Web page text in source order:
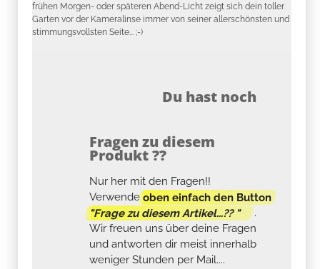
frühen Morgen- oder späteren Abend-Licht zeigt sich dein toller
Garten vor der Kameralinse immer von seiner allerschönsten und
stimmungsvollsten Seite... ;-)
Du hast noch
Fragen zu diesem
Produkt ??
Nur her mit den Fragen!!
Verwendeoben einfach den Button
"Frage zu diesem Artikel...?? "
.
Wir freuen uns über deine Fragen
und antworten dir meist innerhalb
weniger Stunden per Mail....